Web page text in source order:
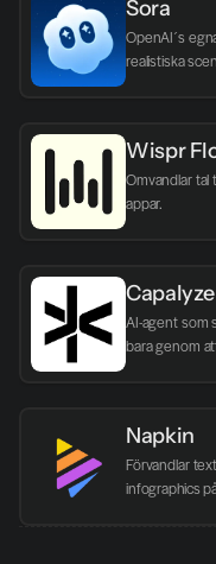
Sora
OpenAI´s
realistiska
Wispr
Omvandlar tal
appar.
Capalyze
AI-agent som
bara genom
Napkin
Förvandlar
infographics